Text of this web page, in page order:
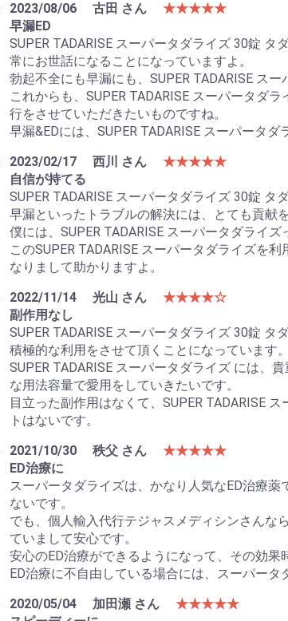
2023/08/06
古田 さん
★★★★★
早漏ED
SUPER TADARISE スーパータダライズ 30錠
常にお世話になることになっていますよ。
勃起不全にも早漏にも、SUPER TADARISE ス
これからも、SUPER TADARISE スーパータダ
行をさせていただきたいものですね。
早漏&EDには、SUPER TADARISE スーパータダ
2023/02/17
西川 さん
★★★★★
自信が持てる
SUPER TADARISE スーパータダライズ 30錠
早漏といったトラブルの解決には、とても貢献
僕には、SUPER TADARISE スーパータダライ
このSUPER TADARISE スーパータダライズを
なりまして助かりますよ。
2022/11/14
光山 さん
★★★★☆
副作用なし
SUPER TADARISE スーパータダライズ 30錠
積極的な利用をさせて頂くことになっています。
SUPER TADARISE スーパータダライズ には、
な用法容量で愛用をしていきたいです。
目立った副作用はなくて、SUPER TADARISE
トはないです。
2021/10/30
秩父 さん
★★★★★
ED治療に
スーパータダライズは、かなり人気なED治療
ないです。
でも、個人輸入代行テジャスメディシンさんな
ていまして安心です。
安心のED治療ができるようになって、その効果
ED治療に不自由している場合には、スーパー
2020/05/04
加田瀬 さん
★★★★★